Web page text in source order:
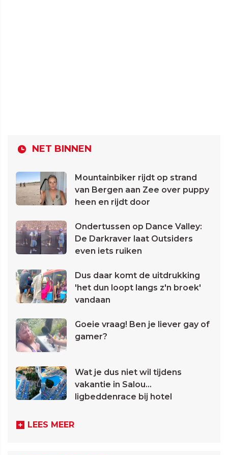
NET BINNEN
Mountainbiker rijdt op strand
van Bergen aan Zee over puppy
heen en rijdt door
Ondertussen op Dance Valley:
De Darkraver laat Outsiders
even iets ruiken
Dus daar komt de uitdrukking
'het dun loopt langs z'n broek'
vandaan
Goeie vraag! Ben je liever gay of
gamer?
Wat je dus niet wil tijdens
vakantie in Salou...
ligbeddenrace bij hotel
LEES MEER